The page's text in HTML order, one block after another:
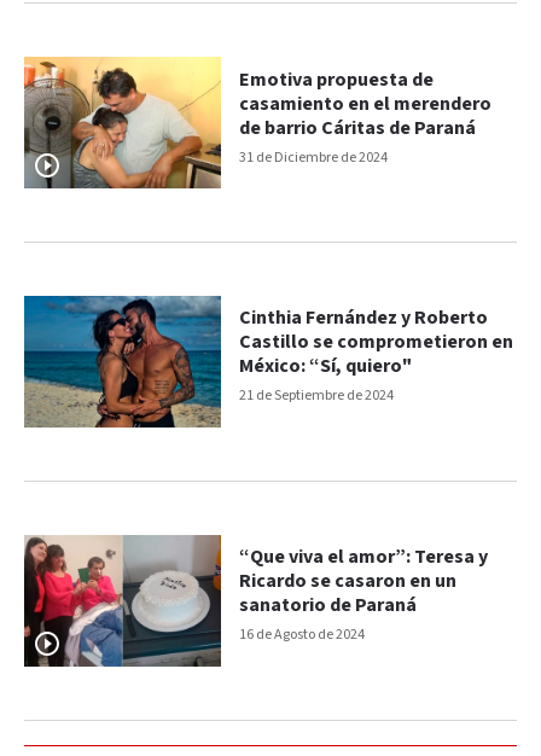
31 de Diciembre de 2024
Emotiva propuesta de
casamiento en el merendero
de barrio Cáritas de Paraná
21 de Septiembre de 2024
Cinthia Fernández y Roberto
Castillo se comprometieron en
México: “Sí, quiero"
16 de Agosto de 2024
“Que viva el amor”: Teresa y
Ricardo se casaron en un
sanatorio de Paraná